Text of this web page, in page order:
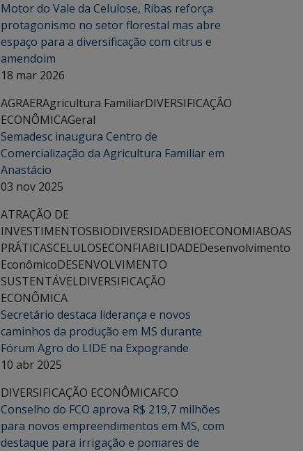
Motor do Vale da Celulose, Ribas reforça
protagonismo no setor florestal mas abre
espaço para a diversificação com citrus e
amendoim
18 mar 2026
AGRAERAgricultura FamiliarDIVERSIFICAÇÃO
ECONÔMICAGeral
Semadesc inaugura Centro de
Comercialização da Agricultura Familiar em
Anastácio
03 nov 2025
ATRAÇÃO DE
INVESTIMENTOSBIODIVERSIDADEBIOECONOMIABOAS
PRÁTICASCELULOSECONFIABILIDADEDesenvolvimento
EconômicoDESENVOLVIMENTO
SUSTENTÁVELDIVERSIFICAÇÃO
ECONÔMICA
Secretário destaca liderança e novos
caminhos da produção em MS durante
Fórum Agro do LIDE na Expogrande
10 abr 2025
DIVERSIFICAÇÃO ECONÔMICAFCO
Conselho do FCO aprova R$ 219,7 milhões
para novos empreendimentos em MS, com
destaque para irrigação e pomares de